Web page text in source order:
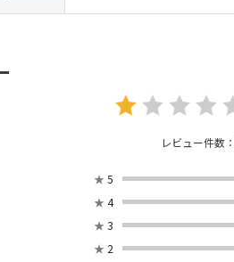
レビュー件数：
★ 5
★ 4
★ 3
★ 2